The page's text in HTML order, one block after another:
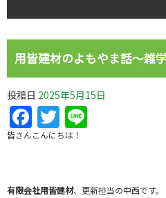
用皆建材のよもやま話～雑
投稿日 2025年5月15日
Facebook
Twitter
皆さんこんにちは！
有限会社用皆建材、更新担当の中西です。